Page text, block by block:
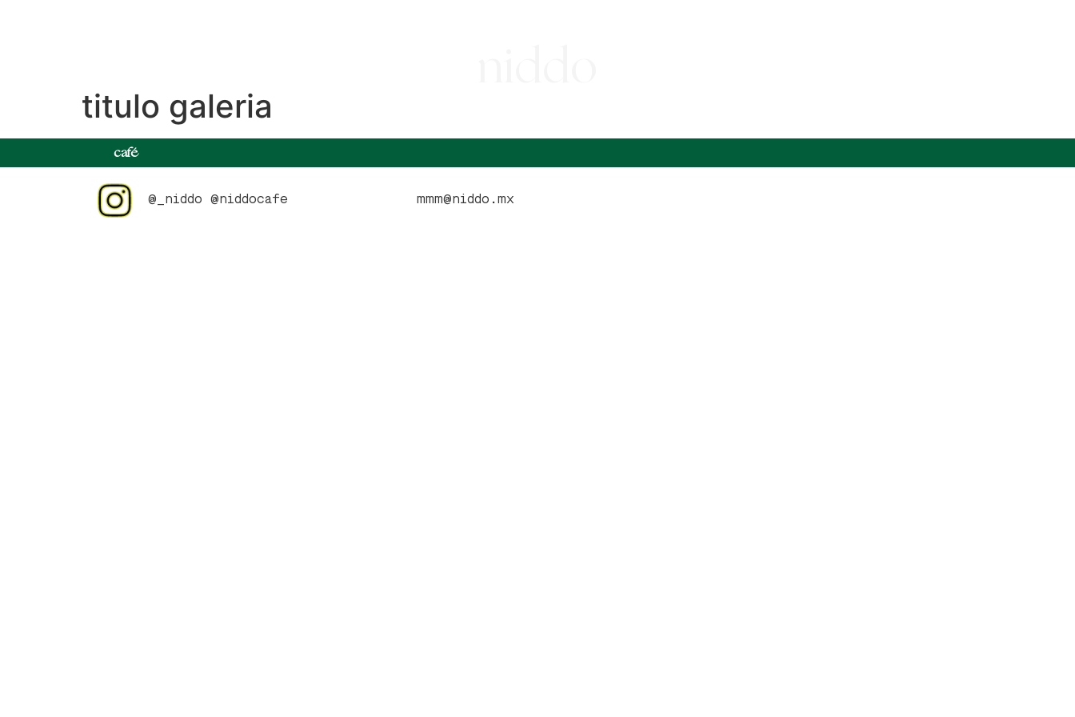
titulo galeria
café
@_niddo @niddocafe mmm@niddo.mx